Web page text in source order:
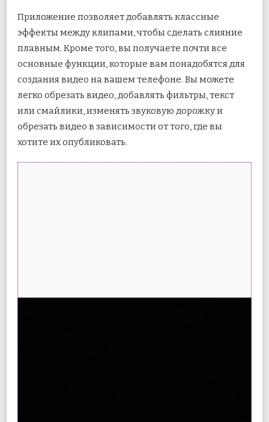
Приложение позволяет добавлять классные
эффекты между клипами, чтобы сделать слияние
плавным. Кроме того, вы получаете почти все
основные функции, которые вам понадобятся для
создания видео на вашем телефоне. Вы можете
легко обрезать видео, добавлять фильтры, текст
или смайлики, изменять звуковую дорожку и
обрезать видео в зависимости от того, где вы
хотите их опубликовать.